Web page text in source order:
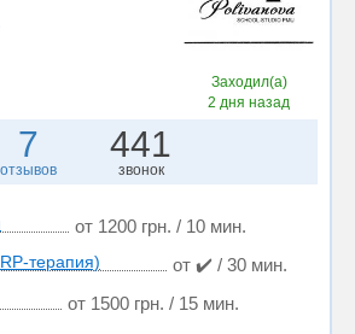
Заходил(а)
2 дня назад
7
отзывов
441
звонок
от 1200 грн. / 10 мин.
терапия) от ✔️ / 30 мин.
от 1500 грн. / 15 мин.